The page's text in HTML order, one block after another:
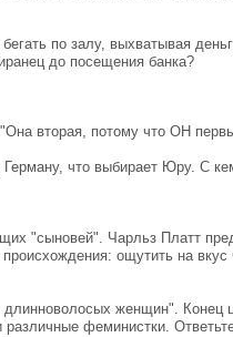
по залу, выхватывая
до посещения банка?
вторая, потому что ОН
что выбирает Юру. С
"сыновей". Чарльз Платт
ощутить на вкус
женщин". Конец
феминистки.